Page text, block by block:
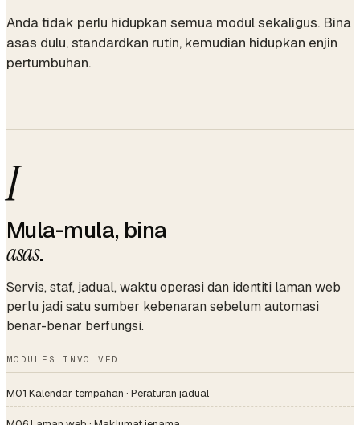
Anda tidak perlu hidupkan semua modul sekaligus. Bina
asas dulu, standardkan rutin, kemudian hidupkan enjin
pertumbuhan.
I
Mula-mula, bina
asas.
Servis, staf, jadual, waktu operasi dan identiti laman web
perlu jadi satu sumber kebenaran sebelum automasi
benar-benar berfungsi.
MODULES INVOLVED
M01 Kalendar tempahan · Peraturan jadual